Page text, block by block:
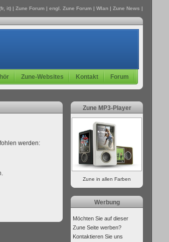
it) |Zune Forum | engl.Zune Forum |Wlan |Zune News |
Zune-Websites Kontakt Forum
Zune MP3-Player
Zune in allen Farben
Werbung
Möchten Sie auf dieser
Zune Seite werben?
Kontaktieren Sie uns
werden: